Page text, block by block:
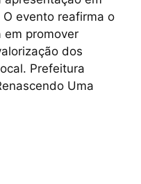
evento reafirma o
em promover
dos
Prefeitura
Uma